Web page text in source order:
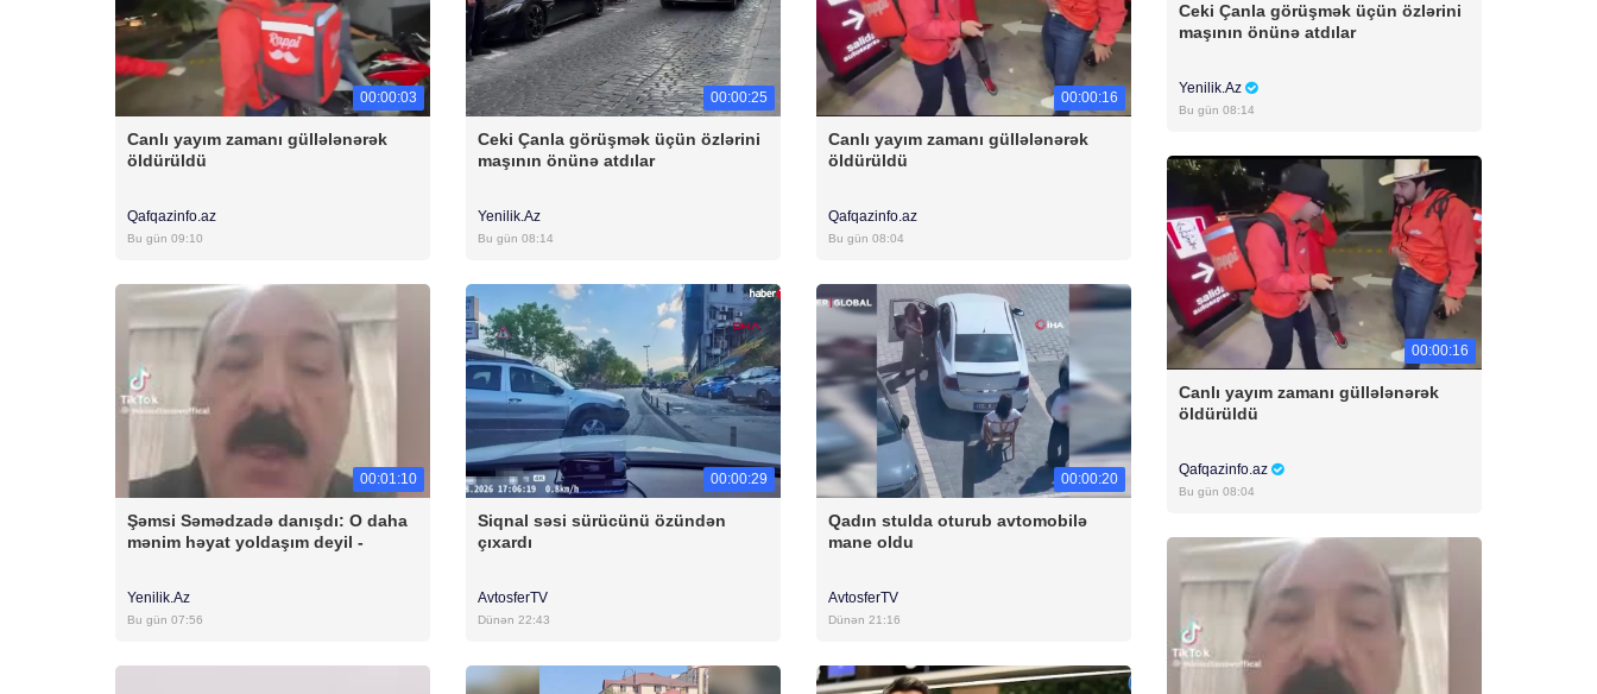
00:00:03
Canlı yayım zamanı güllələnərək
öldürüldü
Qafqazinfo.az
Bu gün 09:10
00:00:25
Ceki Çanla görüşmək üçün özlərini
maşının önünə atdılar
Yenilik.Az
Bu gün 08:14
00:00:16
Canlı yayım zamanı güllələnərək
öldürüldü
Qafqazinfo.az
Bu gün 08:04
00:01:10
Şəmsi Səmədzadə danışdı: O daha
mənim həyat yoldaşım deyil -
Yenilik.Az
Bu gün 07:56
00:00:29
Siqnal səsi sürücünü özündən
çıxardı
AvtosferTV
Dünən 22:43
00:00:20
Qadın stulda oturub avtomobilə
mane oldu
AvtosferTV
Dünən 21:16
Ceki Çanla görüşmək üçün özlərini
maşının önünə atdılar
Yenilik.Az
Bu gün 08:14
00:00:16
Canlı yayım zamanı güllələnərək
öldürüldü
Qafqazinfo.az
Bu gün 08:04